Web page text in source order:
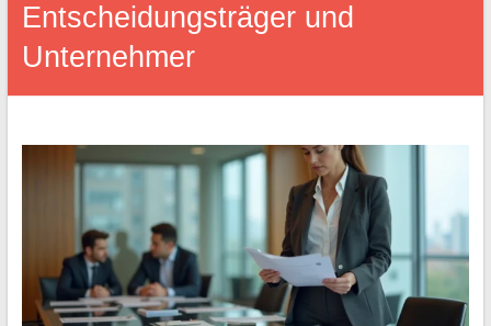
Entscheidungsträger und
Unternehmer